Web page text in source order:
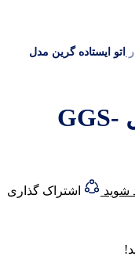
اتو ایستاده گرین مدل
اتو ایستاده گرین مدل GGS-
شوید
اشتراک گذاری